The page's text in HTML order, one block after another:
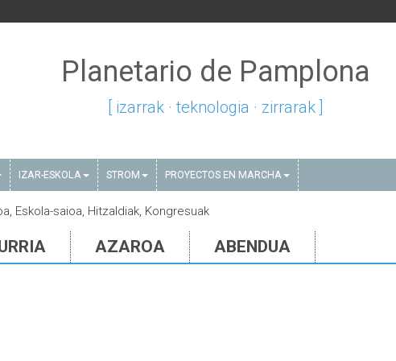
Planetario de Pamplona
[ izarrak · teknologia · zirrarak ]
IZAR-ESKOLA STROM PROYECTOS EN MARCHA
Eskola-saioa, Hitzaldiak, Kongresuak
AZAROA ABENDUA